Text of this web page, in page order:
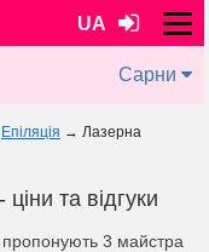
UA
Сарни
Епіляція → Лазерна
та відгуки
3 майстра